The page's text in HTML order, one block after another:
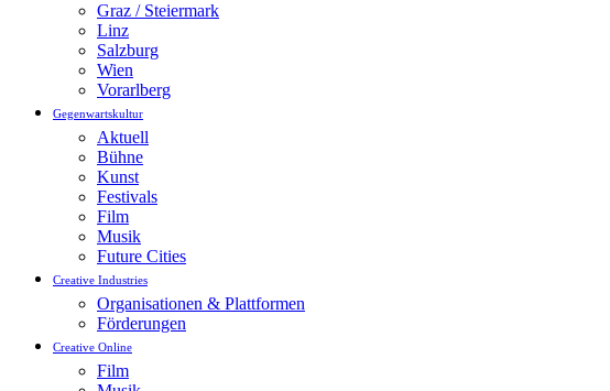
Graz / Steiermark
Linz
Salzburg
Wien
Vorarlberg
Gegenwartskultur
Aktuell
Bühne
Kunst
Festivals
Film
Musik
Future Cities
Creative Industries
Organisationen & Plattformen
Förderungen
Creative Online
Film